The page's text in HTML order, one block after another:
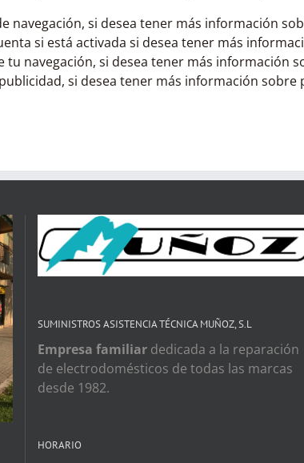
navegación, si desea tener más información
si está activada si desea tener más
navegación, si desea tener más información
si desea tener más información sobre
SUMINISTROS ASISTENCIA TÉCNICA MUÑOZ, S.L
Empresa familiardedicada a la reparación
de electrodomésticos de todas las marcas
desde 1982.
HORARIO